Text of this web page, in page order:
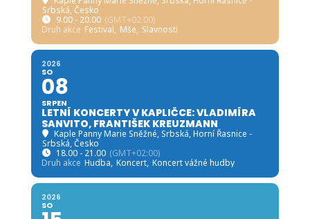
Srbská, Česko
9.00 - 20.00 (GMT+02:00)
Druh akce Festival, Mše, Slavnosti
2026
SO
08
SRPEN
LETNÍ KONCERTY V KAPLIČCE: VLADIMÍRA
SANVITO, FRANTIŠEK KREUZMANN
Kaple Panny Marie Sněžné, Srbská, Horní Řasnice -
Srbská, Česko
18.00 - 21.00 (GMT+02:00)
Druh akce Hudba, Koncert, Koncert vážné hudby
2026
SO